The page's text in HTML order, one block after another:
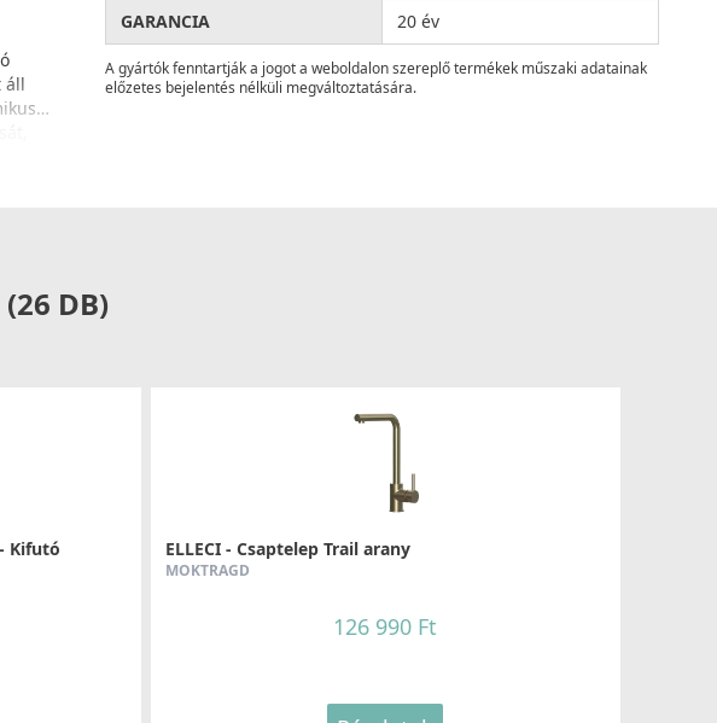
áll
GARANCIA
20 év
A gyártók fenntartják a jogot a weboldalon szereplő termékek műszaki adatainak
előzetes bejelentés nélküli megváltoztatására.
DB)
Kifutó
ELLECI - Csaptelep Trail arany
MOKTRAGD
126 990 Ft